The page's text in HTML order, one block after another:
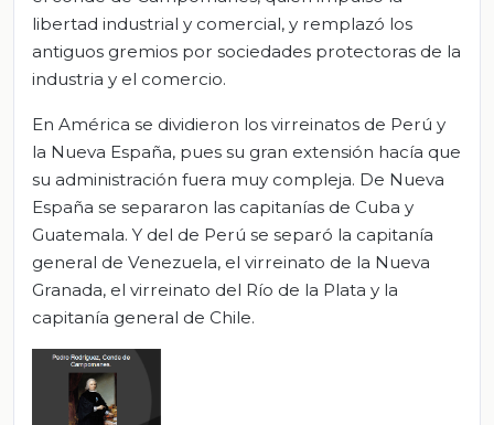
libertad industrial y comercial, y remplazó los
antiguos gremios por sociedades protectoras de la
industria y el comercio.
En América se dividieron los virreinatos de Perú y
la Nueva España, pues su gran extensión hacía que
su administración fuera muy compleja. De Nueva
España se separaron las capitanías de Cuba y
Guatemala. Y del de Perú se separó la capitanía
general de Venezuela, el virreinato de la Nueva
Granada, el virreinato del Río de la Plata y la
capitanía general de Chile.